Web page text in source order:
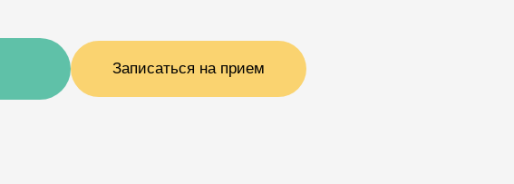
Записаться на прием